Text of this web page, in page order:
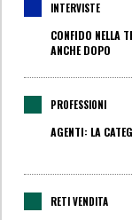
INTERVISTE
CONFIDO NELLA
ANCHE DOPO
PROFESSIONI
AGENTI: LA
RETI VENDITA